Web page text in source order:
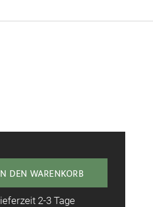
DEN WARENKORB
2-3 Tage